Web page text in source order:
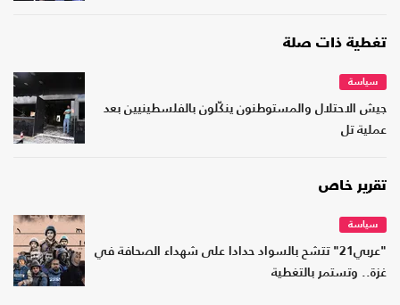
تغطية ذات صلة
سياسة
جيش الاحتلال والمستوطنون ينكّلون بالفلسطينيين بعد
عملية تل
تقرير خاص
سياسة
"عربي21" تتشح بالسواد حدادا على شهداء الصحافة في
غزة.. وتستمر بالتغطية